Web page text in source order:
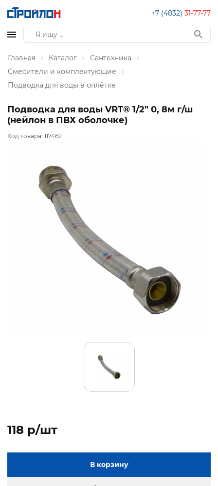
+7 (4832) 31-77-77
Главная Каталог
Сантехника
Смесители и комплектующие
Подводка для воды в оплётке
Подводка для воды VRT® 1/2" 0, 8м г/ш
(нейлон в ПВХ оболочке)
Код товара: 117462
118 p/шт
В корзину